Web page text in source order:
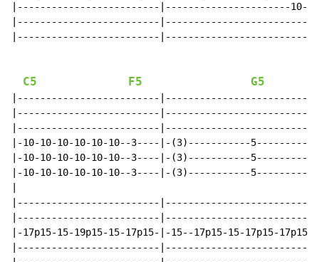
|-------------------------|----------------------
|-------------------------
|-------------------------
C5 F5 G5
|-------------------------
|-------------------------
|-------------------------
|-10-10-10-10-10-10--3----|-(3)-----------
|-10-10-10-10-10-10--3----|-(3)-----------
|-10-10-10-10-10-10--3----|-(3)-----------
|-------------------------
|-------------------------
|-17p15-15-19p15-15-17p15-|-15--17p15-15-17p15-
|-------------------------